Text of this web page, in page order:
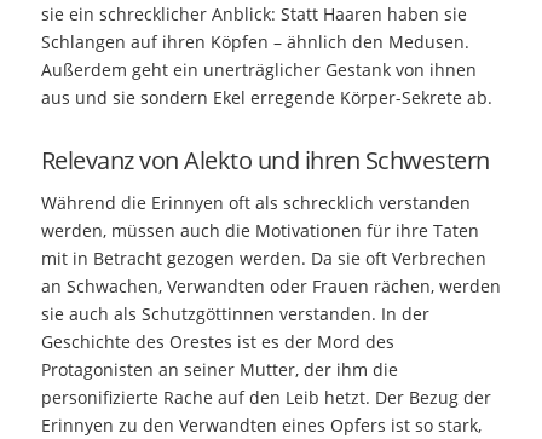
sie ein schrecklicher Anblick: Statt Haaren haben sie
Schlangen auf ihren Köpfen – ähnlich den Medusen.
Außerdem geht ein unerträglicher Gestank von ihnen
aus und sie sondern Ekel erregende Körper-Sekrete ab.
Relevanz von Alekto und ihren Schwestern
Während die Erinnyen oft als schrecklich verstanden
werden, müssen auch die Motivationen für ihre Taten
mit in Betracht gezogen werden. Da sie oft Verbrechen
an Schwachen, Verwandten oder Frauen rächen, werden
sie auch als Schutzgöttinnen verstanden. In der
Geschichte des Orestes ist es der Mord des
Protagonisten an seiner Mutter, der ihm die
personifizierte Rache auf den Leib hetzt. Der Bezug der
Erinnyen zu den Verwandten eines Opfers ist so stark,